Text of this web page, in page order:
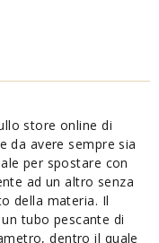
store online di
da avere sempre sia
per spostare con
ad un altro senza
della materia. Il
tubo pescante di
dentro il quale